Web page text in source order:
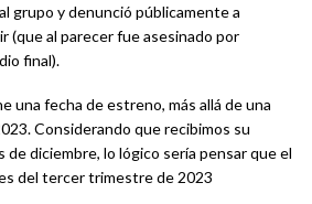
grupo y denunció públicamente a
(que al parecer fue asesinado por
final).
una fecha de estreno, más allá de una
Considerando que recibimos su
de diciembre, lo lógico sería pensar que el
del tercer trimestre de 2023